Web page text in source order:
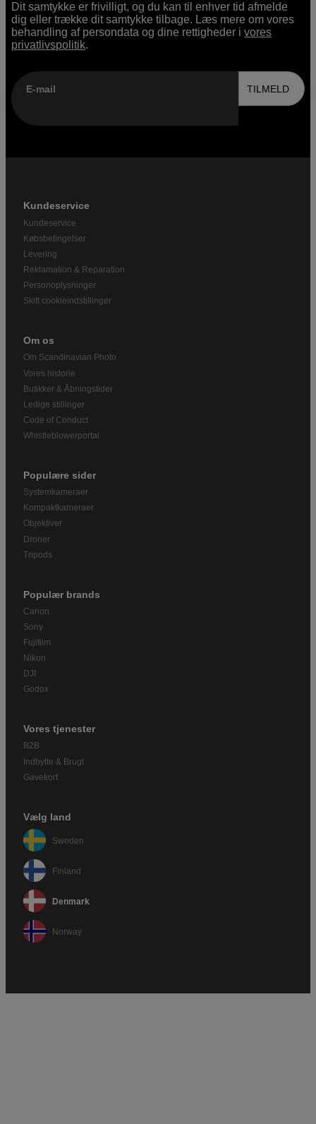
Dit samtykke er frivilligt, og du kan til enhver tid afmelde
dig eller trække dit samtykke tilbage. Læs mere om vores
behandling af persondata og dine rettigheder ivores
privatlivspolitik.
E-mail TILMELD
Kundeservice
Kundeservice
Købsbetingelser
Levering
Reklamation & Reparation
Personoplysninger
Skift cookieindstillinger
Om os
Om Scandinavian Photo
Vores historie
Butikker & Åbningstider
Ledige stillinger
Code of Conduct
Whistleblowerportal
Populære sider
Systemkameraer
Kompaktkameraer
Objektiver
Droner
Tripods
Populær brands
Canon
Sony
Fujifilm
Nikon
DJI
Godox
Vores tjenester
B2B
Indbytte & Brugt
Gavekort
Vælg land
Sweden
Finland
Denmark
Norway